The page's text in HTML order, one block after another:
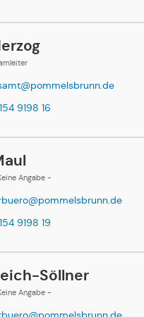
9198 16
Angabe -
9198 19
Söllner
Angabe -